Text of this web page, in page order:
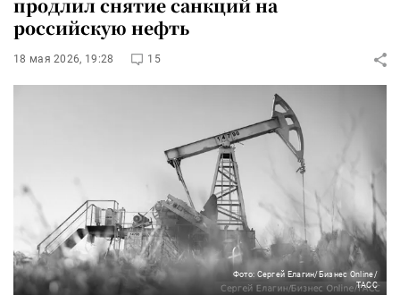
продлил снятие санкций на
российскую нефть
18 мая 2026, 19:28 15
Фото: Сергей Елагин/Бизнес Online/
ТАСС